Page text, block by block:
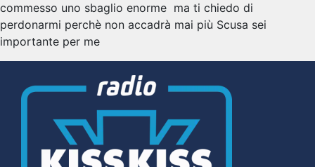
commesso uno sbaglio enorme ma ti chiedo di
perdonarmi perchè non accadrà mai più Scusa sei
importante per me